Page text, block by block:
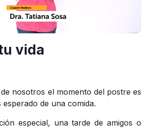
vida
nosotros el momento del postre es
de una comida.
especial, una tarde de amigos o